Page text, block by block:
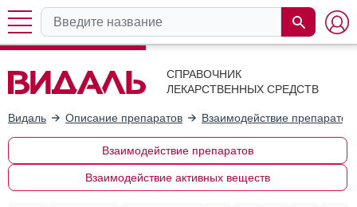
СПРАВОЧНИК
ЛЕКАРСТВЕННЫХ СРЕДСТВ
Видаль Описание препаратов Взаимодействие препаратов
Взаимодействие препаратов
Взаимодействие активных веществ